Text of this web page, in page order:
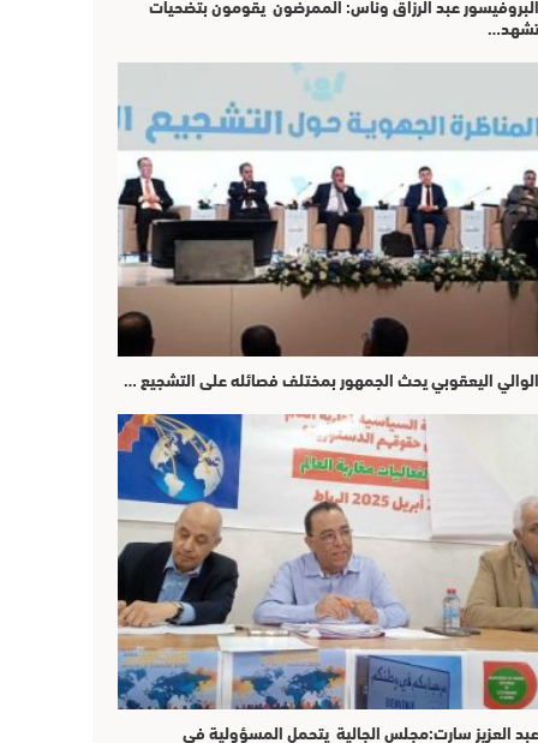
تشهد…
الوالي اليعقوبي يحث الجمهور بمختلف فصائله على التشجيع …
عبد العزيز سارت:مجلس الجالية يتحمل المسؤولية في